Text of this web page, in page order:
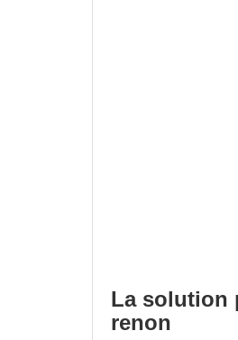
La solution
renon